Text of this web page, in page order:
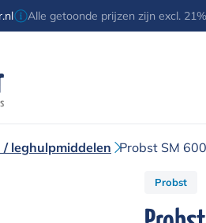
Alle getoonde prijzen zijn excl.
leghulpmiddelen Probst SM 600
Probst